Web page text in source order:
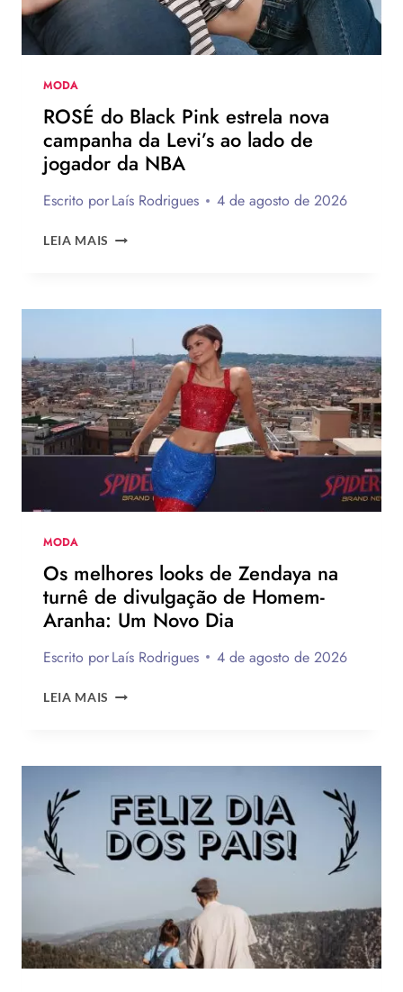
MODA
ROSÉ do Black Pink estrela nova
campanha da Levi’s ao lado de
jogador da NBA
Escrito porLaís Rodrigues 4 de agosto de 2026
LEIA MAIS ROSÉ
ESTRELA
CAMPANHA
DA
LEVI’S
AO
LADO
DE
JOGADOR
DA
NBA
MODA
Os melhores looks de Zendaya na
turnê de divulgação de Homem-
Aranha: Um Novo Dia
Escrito porLaís Rodrigues 4 de agosto de 2026
LEIA MAIS OS
ZENDAYA
TURNÊ
DE
DIVULGAÇÃO
DE
UM
NOVO
DIA